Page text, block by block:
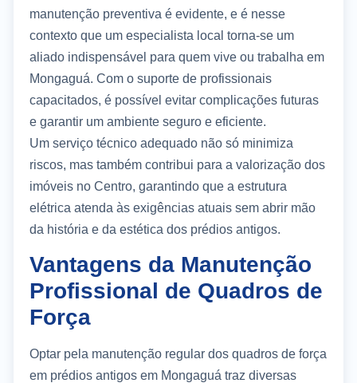
manutenção preventiva é evidente, e é nesse
contexto que um especialista local torna-se um
aliado indispensável para quem vive ou trabalha em
Mongaguá. Com o suporte de profissionais
capacitados, é possível evitar complicações futuras
e garantir um ambiente seguro e eficiente.
Um serviço técnico adequado não só minimiza
riscos, mas também contribui para a valorização dos
imóveis no Centro, garantindo que a estrutura
elétrica atenda às exigências atuais sem abrir mão
da história e da estética dos prédios antigos.
Vantagens da Manutenção
Profissional de Quadros de
Força
Optar pela manutenção regular dos quadros de força
em prédios antigos em Mongaguá traz diversas